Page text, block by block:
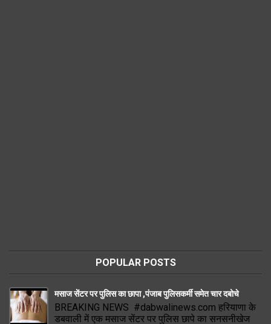
POPULAR POSTS
मसाज सेंटर पर पुलिस का छापा ,पंजाब पुलिसकर्मी समेत चार दबोचे
BREAKING NEWS #dabwalinews.com हरियाणा के
डबवाली में एक मसाज सेंटर पर पुलिस छापे का सनसनीखेज